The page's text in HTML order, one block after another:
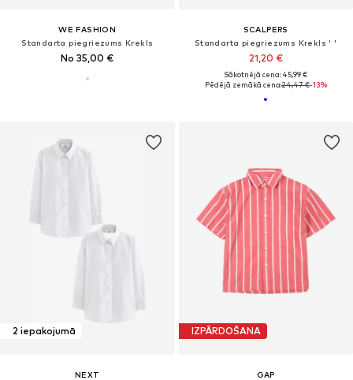
WE FASHION
Standarta piegriezums Krekls
No 35,00 €
SCALPERS
Standarta piegriezums Krekls ' '
21,20 €
Sākotnējā cena: 45,99 €
Pēdējā zemākā cena:24,47 €-13%
2 iepakojumā
NEXT
IZPĀRDOŠANA
GAP